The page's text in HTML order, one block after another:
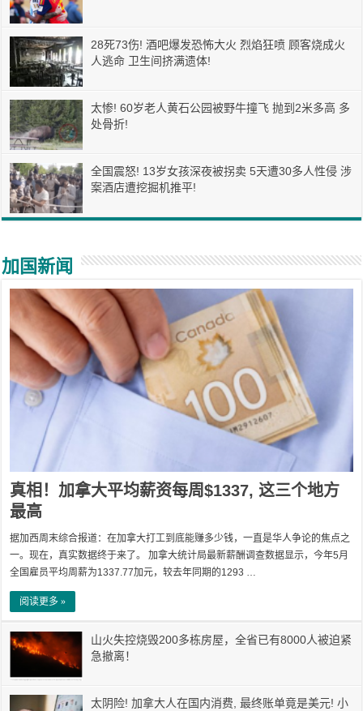
28死73伤! 酒吧爆发恐怖大火 烈焰狂喷 顾客烧成火
人逃命 卫生间挤满遗体!
太惨! 60岁老人黄石公园被野牛撞飞 抛到2米多高 多
处骨折!
全国震怒! 13岁女孩深夜被拐卖 5天遭30多人性侵 涉
案酒店遭挖掘机推平!
加国新闻
真相！加拿大平均薪资每周$1337, 这三个地方
最高
据加西周末综合报道：在加拿大打工到底能赚多少钱，一直是华人争论的焦点之
一。现在，真实数据终于来了。 加拿大统计局最新薪酬调查数据显示，今年5月
全国雇员平均周薪为1337.77加元，较去年同期的1293 …
阅读更多 »
山火失控烧毁200多栋房屋，全省已有8000人被迫紧
急撤离！
太阴险! 加拿大人在国内消费, 最终账单竟是美元! 小